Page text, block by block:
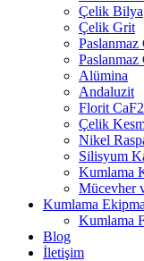
Çelik Bilya
Çelik Grit
Alümina
Andaluzit
Florit CaF2
Çelik
Nikel
Silisyum
Kumlama
Mücevher
Kumlama
Kumlama
Blog
İletişim